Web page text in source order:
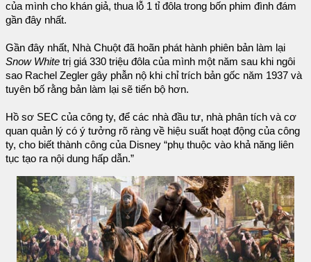
của mình cho khán giả, thua lỗ 1 tỉ đôla trong bốn phim đình đám
gần đây nhất.
Gần đây nhất, Nhà Chuột đã hoãn phát hành phiên bản làm lại
Snow White trị giá 330 triệu đôla của mình một năm sau khi ngôi
sao Rachel Zegler gây phẫn nộ khi chỉ trích bản gốc năm 1937 và
tuyên bố rằng bản làm lại sẽ tiến bộ hơn.
Hồ sơ SEC của công ty, để các nhà đầu tư, nhà phân tích và cơ
quan quản lý có ý tưởng rõ ràng về hiệu suất hoạt động của công
ty, cho biết thành công của Disney “phụ thuộc vào khả năng liên
tục tạo ra nội dung hấp dẫn.”